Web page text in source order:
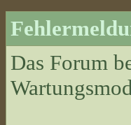
Das Forum